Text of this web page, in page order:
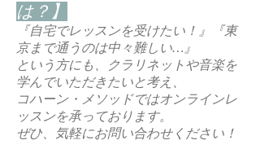
は？】
『自宅でレッスンを受けたい！』『東
京まで通うのは中々難しい…』
という方にも、クラリネットや音楽を
学んでいただきたいと考え、
コハーン・メソッドではオンラインレ
ッスンを承っております。
ぜひ、気軽にお問い合わせください！